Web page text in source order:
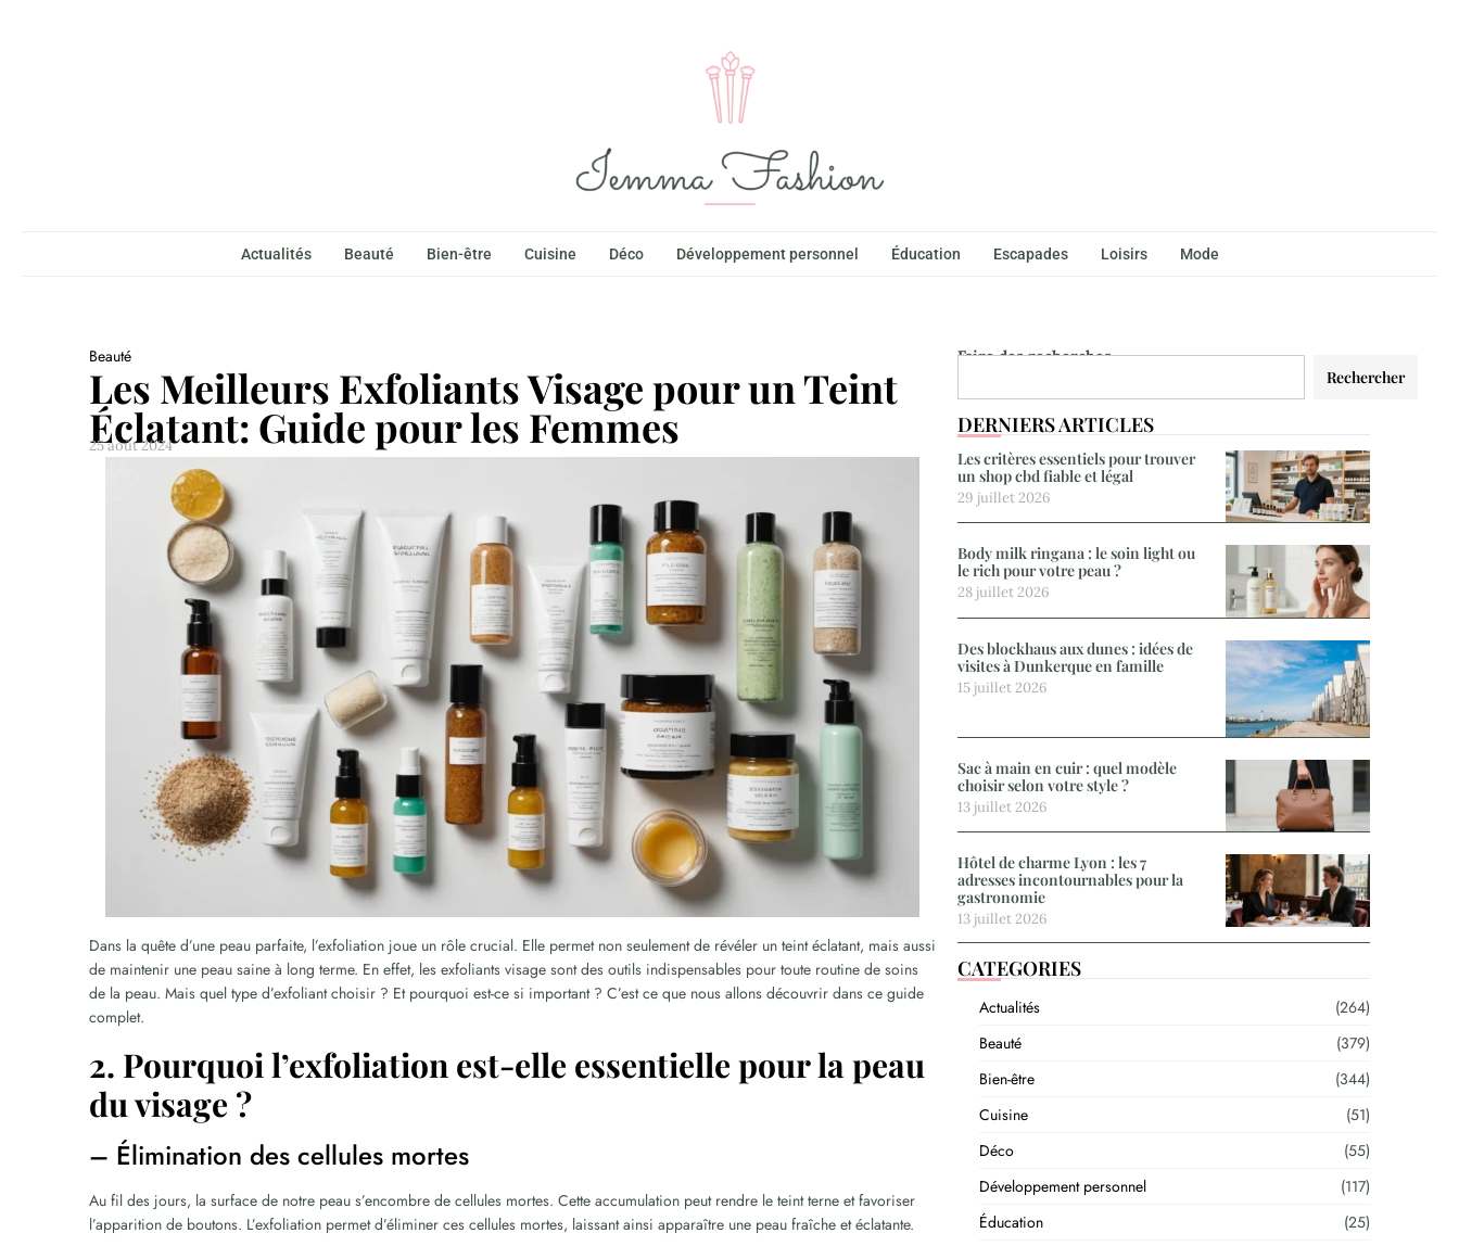
Actualités Beauté Bien-être Cuisine Déco Développement personnel Éducation Escapades Loisirs Mode
Faire des recherches
Rechercher
DERNIERS ARTICLES
Les critères essentiels pour trouver
un shop cbd fiable et légal
29 juillet 2026
Body milk ringana : le soin light ou
le rich pour votre peau ?
28 juillet 2026
Des blockhaus aux dunes : idées de
visites à Dunkerque en famille
15 juillet 2026
Sac à main en cuir : quel modèle
choisir selon votre style ?
13 juillet 2026
Hôtel de charme Lyon : les 7
adresses incontournables pour la
gastronomie
13 juillet 2026
CATEGORIES
Actualités
(264)
Beauté
(379)
Bien-être
(344)
Cuisine
(51)
Déco
(55)
Développement personnel
(117)
Éducation
(25)
Beauté
Les Meilleurs Exfoliants Visage pour un Teint
Éclatant: Guide pour les Femmes
25 août 2024
Dans la quête d’une peau parfaite, l’exfoliation joue un rôle crucial. Elle permet non seulement de révéler un teint éclatant, mais aussi
de maintenir une peau saine à long terme. En effet, les exfoliants visage sont des outils indispensables pour toute routine de soins
de la peau. Mais quel type d’exfoliant choisir ? Et pourquoi est-ce si important ? C’est ce que nous allons découvrir dans ce guide
complet.
2. Pourquoi l’exfoliation est-elle essentielle pour la peau
du visage ?
– Élimination des cellules mortes
Au fil des jours, la surface de notre peau s’encombre de cellules mortes. Cette accumulation peut rendre le teint terne et favoriser
l’apparition de boutons. L’exfoliation permet d’éliminer ces cellules mortes, laissant ainsi apparaître une peau fraîche et éclatante.